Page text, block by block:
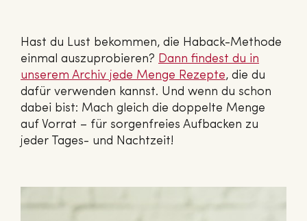
Hast du Lust bekommen, die Haback-Methode
einmal auszuprobieren? Dann findest du in
unserem Archiv jede Menge Rezepte, die du
dafür verwenden kannst. Und wenn du schon
dabei bist: Mach gleich die doppelte Menge
auf Vorrat – für sorgenfreies Aufbacken zu
jeder Tages- und Nachtzeit!